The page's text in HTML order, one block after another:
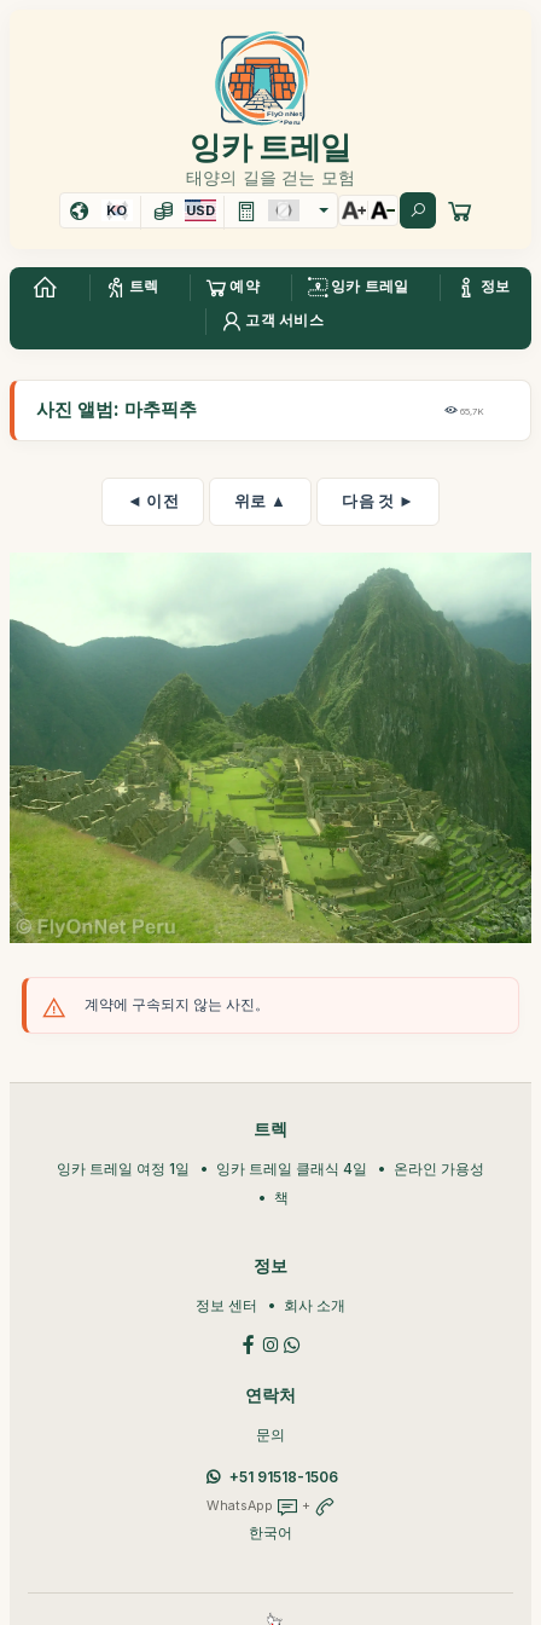
잉카 트레일
태양의 길을 걷는 모험
KO USD
트렉 예약 잉카 트레일
정보
고객 서비스
사진 앨범: 마추픽추 65,7K
◄ 이전 위로 ▲ 다음 것 ►
계약에 구속되지 않는 사진。
트렉
잉카 트레일 여정 1일 잉카 트레일 클래식 4일
온라인 가용성
책
정보
정보 센터 회사 소개
연락처
문의
+51 91518-1506
WhatsApp +
한국어